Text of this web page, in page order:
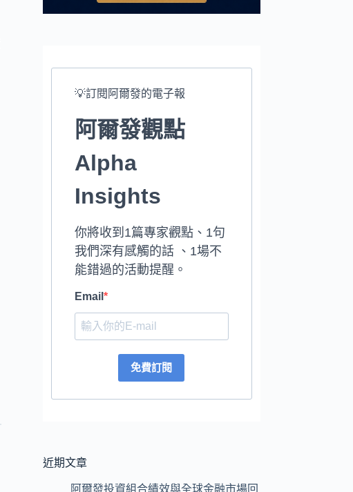
💡訂閱阿爾發的電子報
阿爾發觀點
Alpha
Insights
你將收到1篇專家觀點、1句
我們深有感觸的話 、1場不
能錯過的活動提醒。
Email
免費訂閱
近期文章
阿爾發投資組合績效與全球金融市場回